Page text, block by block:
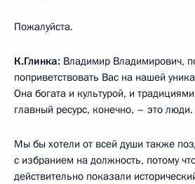
Пожалуйста.
К.Глинка: Владимир Владимирович,
поприветствовать Вас на нашей
Она богата и культурой, и
главный ресурс, конечно, – это люди.
Мы бы хотели от всей души также
с избранием на должность, потому
действительно показали